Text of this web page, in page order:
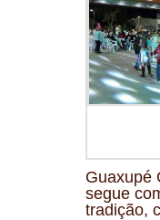
Guaxupé
segue
tradição,